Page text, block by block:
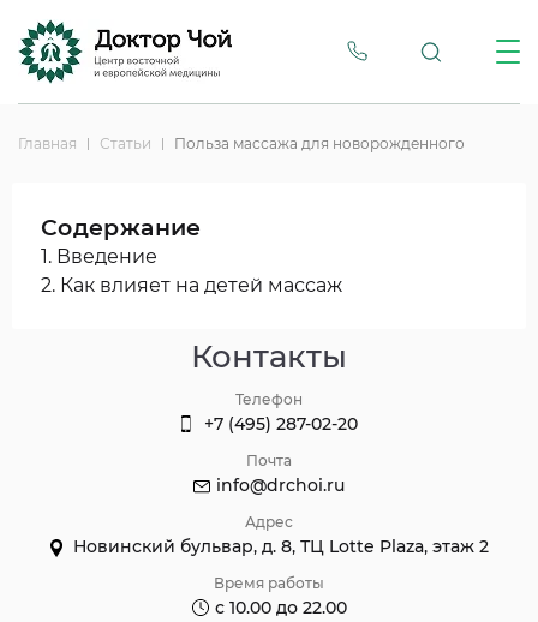
Главная Статьи Польза массажа для новорожденного
Содержание
1. Введение
2. Как влияет на детей массаж
Контакты
Телефон
+7 (495) 287-02-20
Почта
info@drchoi.ru
Адрес
Новинский бульвар, д. 8, ТЦ Lotte Plaza, этаж 2
Время работы
с 10.00 до 22.00